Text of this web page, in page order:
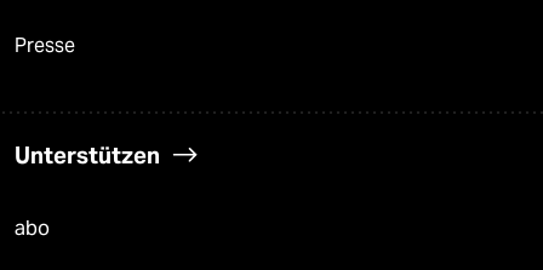
Presse
Unterstützen
abo